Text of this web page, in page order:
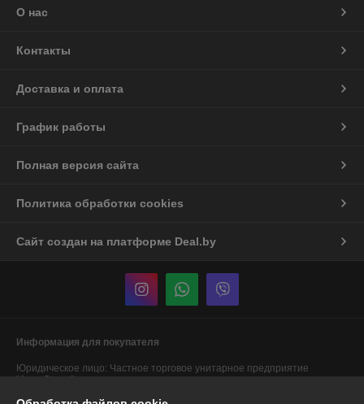
О нас
Контакты
Доставка и оплата
График работы
Полная версия сайта
Политика обработки cookies
Сайт создан на платформе Deal.by
Информация для покупателя
Юридическое лицо: Частное торговое унитарное предприятие
"АннаДекор"